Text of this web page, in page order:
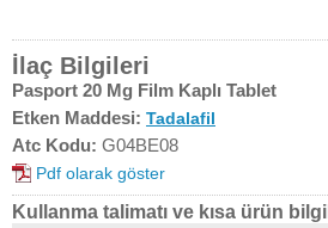
İlaç Bilgileri
Pasport 20 Mg Film Kaplı Tablet
Etken Maddesi: Tadalafil
Atc Kodu: G04BE08
Pdf olarak göster
Kullanma talimatı ve kısa ürün